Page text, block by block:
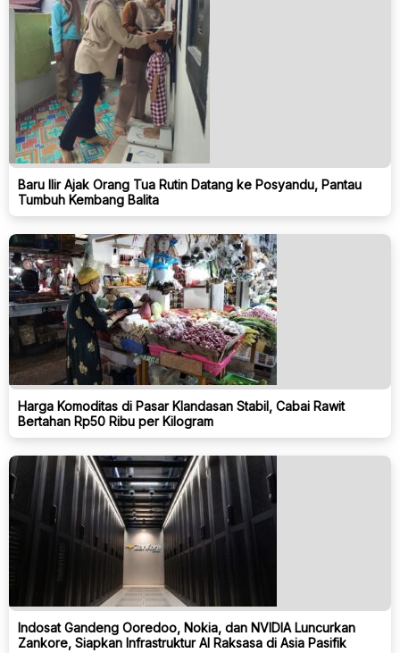
Baru Ilir Ajak Orang Tua Rutin Datang ke Posyandu, Pantau
Tumbuh Kembang Balita
Harga Komoditas di Pasar Klandasan Stabil, Cabai Rawit
Bertahan Rp50 Ribu per Kilogram
Indosat Gandeng Ooredoo, Nokia, dan NVIDIA Luncurkan
Zankore, Siapkan Infrastruktur AI Raksasa di Asia Pasifik